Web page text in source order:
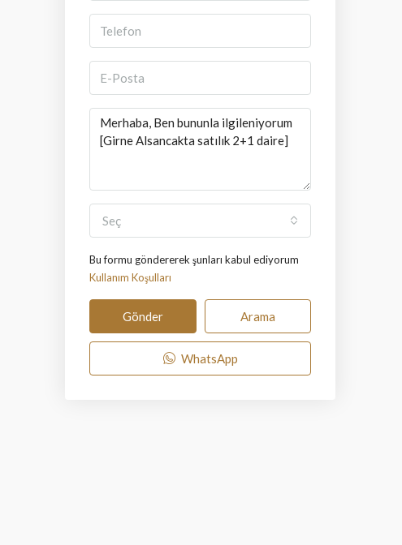
Seç
Bu formu göndererek şunları kabul ediyorum
Kullanım Koşulları
Gönder Arama
WhatsApp